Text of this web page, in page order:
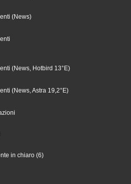
(News)
(News, Hotbird 13°E)
(News, Astra 19,2°E)
in chiaro (6)